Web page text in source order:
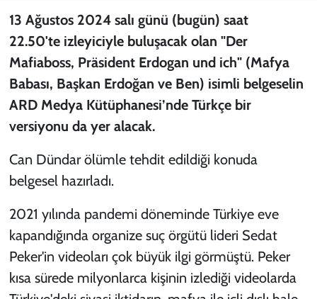
13 Ağustos 2024 salı günü (bugün) saat
22.50'te izleyiciyle buluşacak olan "Der
Mafiaboss, Präsident Erdogan und ich" (Mafya
Babası, Başkan Erdoğan ve Ben) isimli belgeselin
ARD Medya Kütüphanesi’nde Türkçe bir
versiyonu da yer alacak.
Can Dündar ölümle tehdit edildiği konuda
belgesel hazırladı.
2021 yılında pandemi döneminde Türkiye eve
kapandığında organize suç örgütü lideri Sedat
Peker'in videoları çok büyük ilgi görmüştü. Peker
kısa sürede milyonlarca kişinin izlediği videolarda